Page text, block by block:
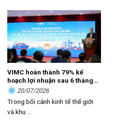
VIMC hoàn thành 79% kế
hoạch lợi nhuận sau 6 tháng
đầu năm
20/07/2026
Trong bối cảnh kinh tế thế giới
và khu ...